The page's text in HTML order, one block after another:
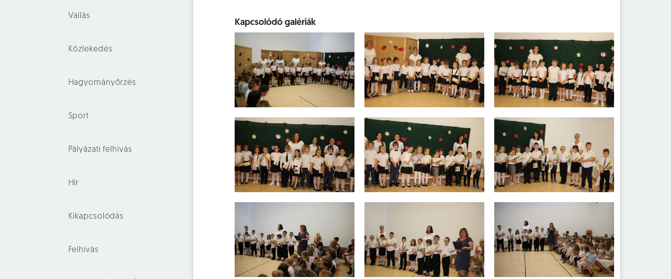
Vallás
Közlekedés
Hagyományőrzés
Sport
Pályázati felhívás
Hír
Kikapcsolódás
Felhívás
Kapcsolódó galériák